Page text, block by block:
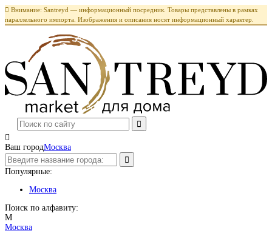
 Внимание: Santreyd — информационный посредник. Товары представлены в рамках
параллельного импорта. Изображения и описания носят информационный характер.

Ваш городМосква
Популярные:
Москва
Поиск по алфавиту:
М
Москва